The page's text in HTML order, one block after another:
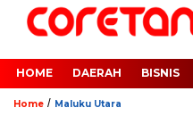
HOME DAERAH BISNIS
Home / Maluku Utara